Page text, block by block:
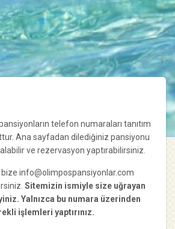
telefon numaraları tanıtım
Ana sayfadan dilediğiniz pansiyonu
ve rezervasyon yaptırabilirsiniz.
info@olimpospansiyonlar.com
Sitemizin ismiyle size uğrayan
Yalnızca bu numara üzerinden
işlemleri yaptırınız.